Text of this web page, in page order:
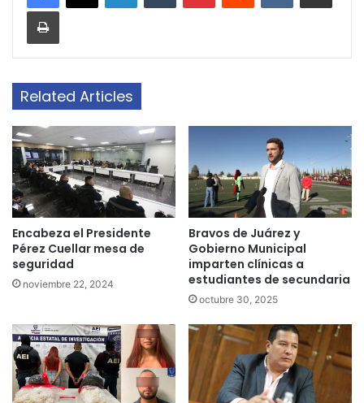
Print
Related Articles
Encabeza el Presidente
Pérez Cuellar mesa de
seguridad
noviembre 22, 2024
Bravos de Juárez y
Gobierno Municipal
imparten clínicas a
estudiantes de secundaria
octubre 30, 2025